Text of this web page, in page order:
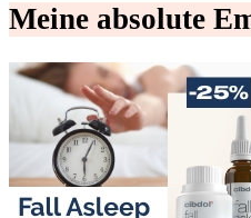
Meine absolute